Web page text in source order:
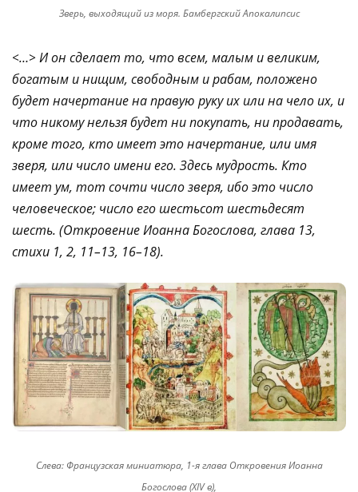
Зверь, выходящий из моря. Бамбергский Апокалипсис
<…> И он сделает то, что всем, малым и великим,
богатым и нищим, свободным и рабам, положено
будет начертание на правую руку их или на чело их, и
что никому нельзя будет ни покупать, ни продавать,
кроме того, кто имеет это начертание, или имя
зверя, или число имени его. Здесь мудрость. Кто
имеет ум, тот сочти число зверя, ибо это число
человеческое; число его шестьсот шестьдесят
шесть. (Откровение Иоанна Богослова, глава 13,
стихи 1, 2, 11–13, 16–18).
Слева: Французская миниатюра, 1-я глава Откровения Иоанна
Богослова (XIV в),